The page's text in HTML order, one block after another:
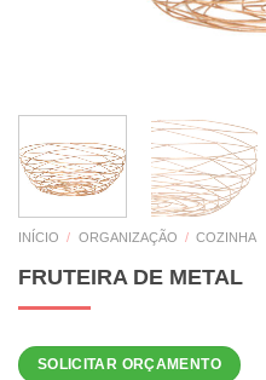
INÍCIO / ORGANIZAÇÃO / COZINHA
FRUTEIRA DE METAL
SOLICITAR ORÇAMENTO